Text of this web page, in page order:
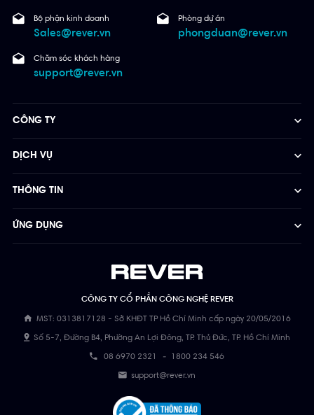
Bộ phận kinh doanh
Sales@rever.vn
Phòng dự án
phongduan@rever.vn
Chăm sóc khách hàng
support@rever.vn
CÔNG TY CỔ PHẦN CÔNG NGHỆ REVER
MST: 0313817128 - Sở KHĐT TP Hồ Chí Minh cấp ngày 20/05/2016
Số 5-7, Đường B4, Phường An Lợi Đông, TP. Thủ Đức, TP. Hồ Chí Minh
08 6970 2321 - 1800 234 546
support@rever.vn
CÔNG TY
DỊCH VỤ
THÔNG TIN
ỨNG DỤNG